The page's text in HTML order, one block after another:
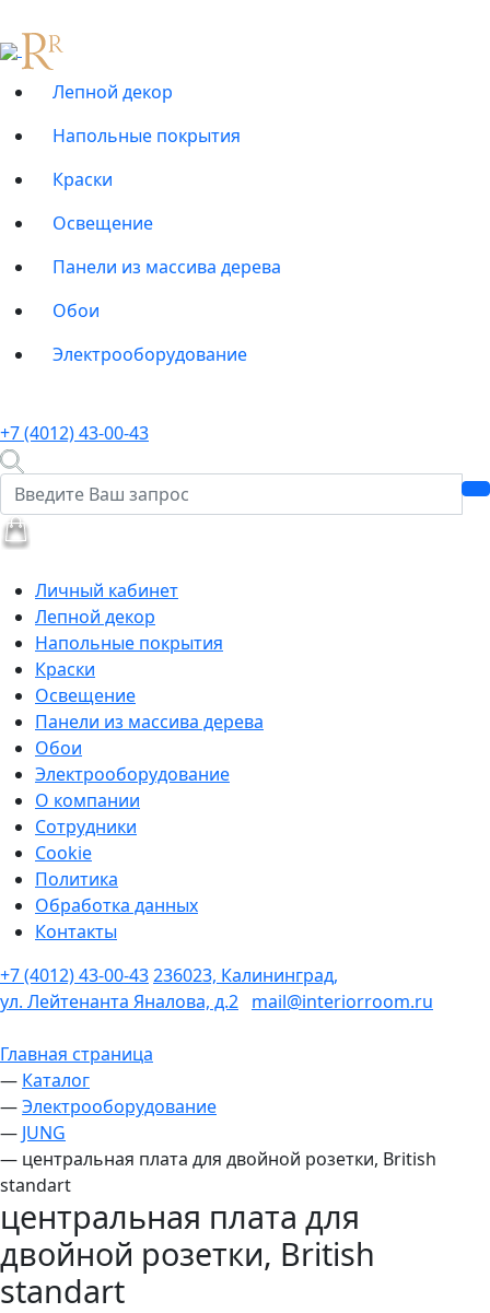
Лепной декор
Напольные покрытия
Краски
Освещение
Панели из массива дерева
Обои
Электрооборудование
+7 (4012) 43-00-43
Личный кабинет
Лепной декор
Напольные покрытия
Краски
Освещение
Панели из массива дерева
Обои
Электрооборудование
О компании
Сотрудники
Cookie
Политика
Обработка данных
Контакты
+7 (4012) 43-00-43236023, Калининград,
ул. Лейтенанта Яналова, д.2 mail@interiorroom.ru
Главная страница
— Каталог
—Электрооборудование
— JUNG
— центральная плата для двойной розетки, British
standart
центральная плата для
двойной розетки, British
standart